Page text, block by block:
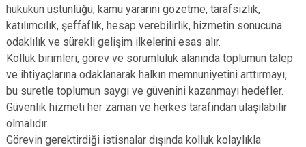
hukukun üstünlüğü, kamu yararını gözetme, tarafsızlık,
katılımcılık, şeffaflık, hesap verebilirlik, hizmetin sonucuna
odaklılık ve sürekli gelişim ilkelerini esas alır.
Kolluk birimleri, görev ve sorumluluk alanında toplumun talep
ve ihtiyaçlarına odaklanarak halkın memnuniyetini arttırmayı,
bu suretle toplumun saygı ve güvenini kazanmayı hedefler.
Güvenlik hizmeti her zaman ve herkes tarafından ulaşılabilir
olmalıdır.
Görevin gerektirdiği istisnalar dışında kolluk kolaylıkla